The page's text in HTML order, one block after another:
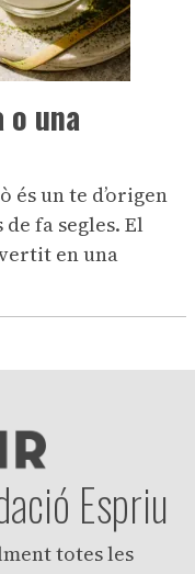
o una
és un te d’origen
fa segles. El
en una
Espriu
totes les